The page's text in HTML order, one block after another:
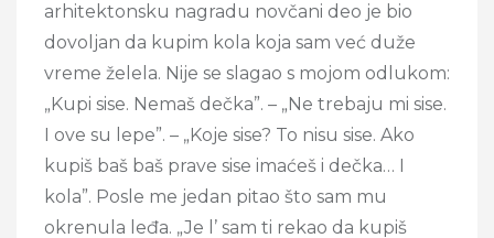
arhitektonsku nagradu novčani deo je bio
dovoljan da kupim kola koja sam već duže
vreme želela. Nije se slagao s mojom odlukom:
„Kupi sise. Nemaš dečka”. – „Ne trebaju mi sise.
I ove su lepe”. – „Koje sise? To nisu sise. Ako
kupiš baš baš prave sise imaćeš i dečka… I
kola”. Posle me jedan pitao što sam mu
okrenula leđa. „Je l’ sam ti rekao da kupiš